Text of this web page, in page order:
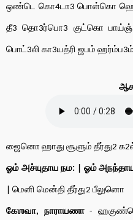
ஒண்டெ கொ4டா3 பொள்கொ
தீ3 தொ3ர்பொ3 குட்கொ பாய்ஞ்
பொட்3லி கா3யத்ரி ஜபம்
ஜைனொ ஹாது சூளும் தீர்து2
ஓம் அச்யுதாய நம: | ஓம்
மெனி மென்தி தீர்து2 பீலுனொ
கேஶவா, நாராயணா-